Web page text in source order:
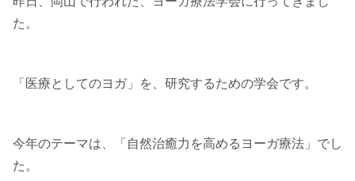
た。
「医療としてのヨガ」を、研究するための学会です。
今年のテーマは、「自然治癒力を高めるヨーガ療法」でし
た。